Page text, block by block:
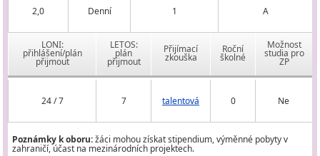
2,0 Denní 1 A
LONI:
přihlášení/plán
přijmout
LETOS:
plán
přijmout
Přijímací
zkouška
Roční
školné
Možnost
studia pro
ZP
24 / 7 7 talentová 0 Ne
Poznámky k oboru:žáci mohou získat stipendium, výměnné pobyty v
zahraničí, účast na mezinárodních projektech.